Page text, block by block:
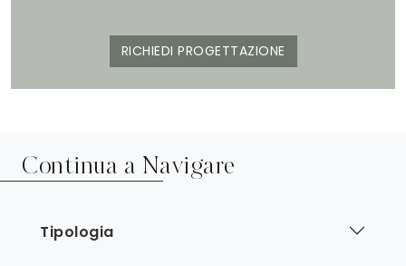
RICHIEDI PROGETTAZIONE
Continua a Navigare
Tipologia